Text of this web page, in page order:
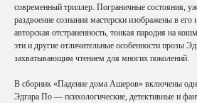
современный триллер. Пограничные состояния,
раздвоение сознания мастерски изображены в его
авторская отстраненность, тонкая пародия на
эти и другие отличительные особенности прозы
захватывающим чтением для многих поколений.
В сборник «Падение дома Ашеров» включены
Эдгара По — психологические, детективные и